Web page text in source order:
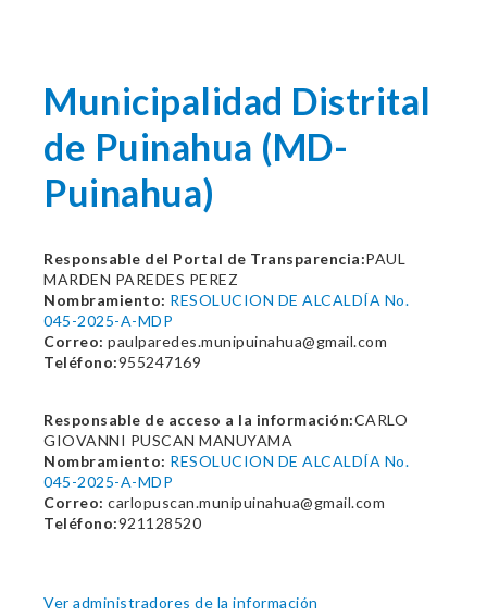
Municipalidad Distrital
de Puinahua (MD-
Puinahua)
Responsable del Portal de Transparencia:PAUL
MARDEN PAREDES PEREZ
Nombramiento: RESOLUCION DE ALCALDÍA No.
045-2025-A-MDP
Correo: paulparedes.munipuinahua@gmail.com
Teléfono:955247169
Responsable de acceso a la información:CARLO
GIOVANNI PUSCAN MANUYAMA
Nombramiento: RESOLUCION DE ALCALDÍA No.
045-2025-A-MDP
Correo: carlopuscan.munipuinahua@gmail.com
Teléfono:921128520
Ver administradores de la información